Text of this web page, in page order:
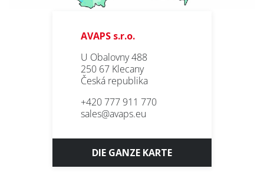
ÜBER UNS
AVAPS s.r.o.
U Obalovny 488
250 67 Klecany
Česká republika
+420 777 911 770
sales@avaps.eu
DIE GANZE KARTE
Abonnieren Sie den
AVAPS-Newsletter
Vorname